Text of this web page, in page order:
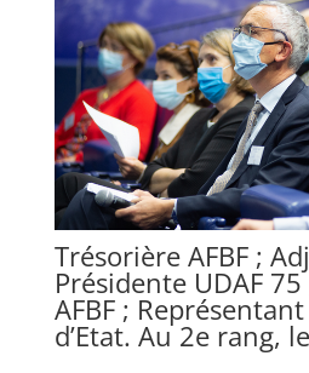
Trésorière AFBF ;
Présidente UDAF
AFBF ;
d’Etat. Au 2e rang,